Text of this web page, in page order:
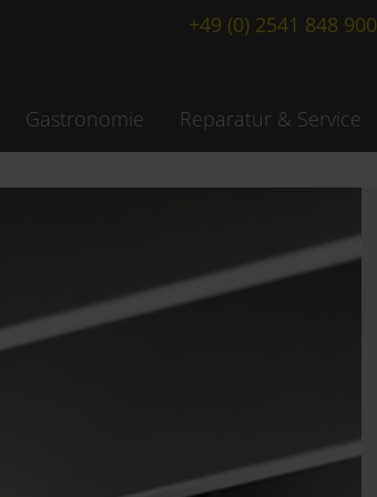
+49 (0) 2541 848 900
Gastronomie Reparatur & Service